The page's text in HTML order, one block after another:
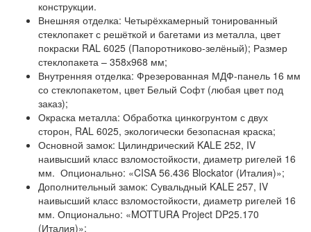
конструкции.
Внешняя отделка: Четырёхкамерный тонированный
стеклопакет с решёткой и багетами из металла, цвет
покраски RAL 6025 (Папоротниково-зелёный); Размер
стеклопакета – 358х968 мм;
Внутренняя отделка: Фрезерованная МДФ-панель 16 мм
со стеклопакетом, цвет Белый Софт (любая цвет под
заказ);
Окраска металла: Обработка цинкогрунтом с двух
сторон, RAL 6025, экологически безопасная краска;
Основной замок: Цилиндрический KALE 252, IV
наивысший класс взломостойкости, диаметр ригелей 16
мм. Опционально: «CISA 56.436 Blockator (Италия)»;
Дополнительный замок: Сувальдный KALE 257, IV
наивысший класс взломостойкости, диаметр ригелей 16
мм. Опционально: «MOTTURA Project DP25.170
(Италия)»;